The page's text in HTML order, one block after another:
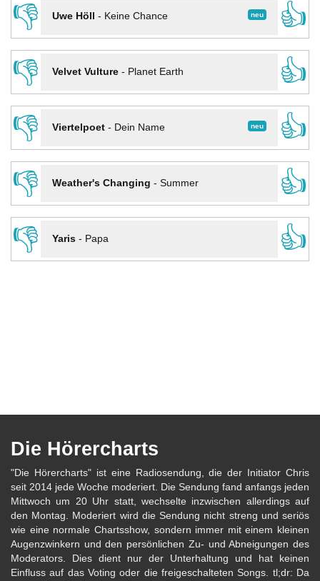
👎
neu
Uwe Höll - Keine Chance
👍
👎
Velvet Vulture- Planet Earth
👍
👎
neu
Viertelpoet- Dein Name
👍
👎
Weather's Changing - Summer
👍
👎
Yaris- Papa 👍
Die Hörercharts
"Die Hörercharts" ist eine Radiosendung, die der Initiator Chris
seit 2014 jede Woche moderiert. Die Sendung fand anfangs jeden
Mittwoch um 20 Uhr statt, wechselte inzwischen allerdings auf
den Montag. Moderiert wird die Sendung nicht streng und seriös
wie eine normale Chartsshow, sondern immer mit einem kleinen
Augenzwinkern und den persönlichen Zu- und Abneigungen des
Moderators. Dies dient nur der Unterhaltung und hat keinen
Einfluss auf das Voting oder die freigeschalteten Songs. tl;dr: Da